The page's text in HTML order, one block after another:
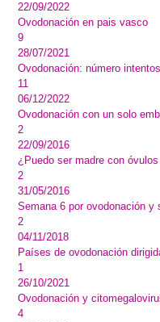
22/09/2022
Ovodonación en pais vasco
9
28/07/2021
Ovodonación: número
11
06/12/2022
Ovodonación con un solo
2
22/09/2016
¿Puedo ser madre con
2
31/05/2016
Semana 6 por ovodonación y
2
04/11/2018
Países de ovodonación
1
26/10/2021
Ovodonación y
4